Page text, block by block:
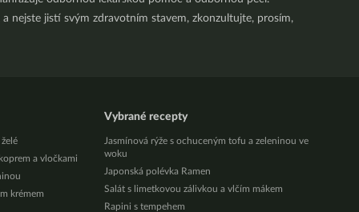
nejste jistí svým zdravotním stavem, zkonzultujte, prosím,
a vločkami
krémem
Vybrané recepty
Jasmínová rýže s ochuceným tofu a zeleninou ve
woku
Japonská polévka Ramen
Salát s limetkovou zálivkou a vlčím mákem
Rapini s tempehem